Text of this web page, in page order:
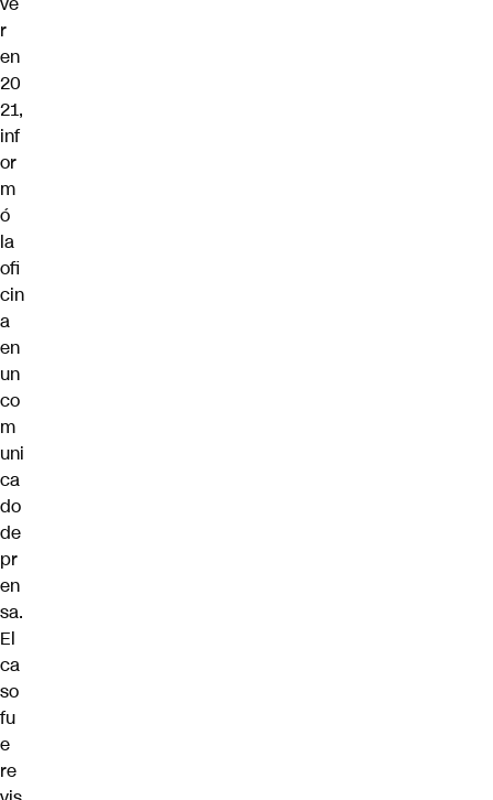
r
en
20
21,
inf
or
m
ó
la
ofi
cin
a
en
un
co
m
uni
ca
do
de
pr
en
sa.
El
ca
so
fu
e
re